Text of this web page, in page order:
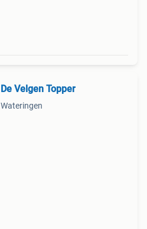
De Velgen Topper
Wateringen